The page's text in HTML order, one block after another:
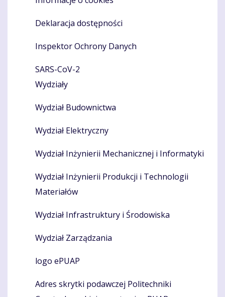
Deklaracja dostępności
Inspektor Ochrony Danych
SARS-CoV-2
Wydziały
Wydział Budownictwa
Wydział Elektryczny
Wydział Inżynierii Mechanicznej i Informatyki
Wydział Inżynierii Produkcji i Technologii
Materiałów
Wydział Infrastruktury i Środowiska
Wydział Zarządzania
logo ePUAP
Adres skrytki podawczej Politechniki